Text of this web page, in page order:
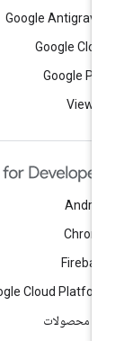
Google
Google
Google
View
Google Cloud
محصولات